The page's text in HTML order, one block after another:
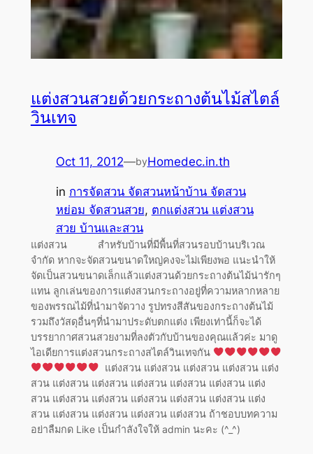
แต่งสวนสวยด้วยกระถางต้นไม้สไตล์
วินเทจ
Oct 11, 2012—byHomedec.in.th
in การจัดสวน จัดสวนหน้าบ้าน จัดสวน
หย่อม จัดสวนสวย, ตกแต่งสวน แต่งสวน
สวย บ้านและสวน
แต่งสวน สำหรับบ้านที่มีพื้นที่สวนรอบบ้านบริเวณ
จำกัด หากจะจัดสวนขนาดใหญ่คงจะไม่เพียงพอ แนะนำให้
จัดเป็นสวนขนาดเล็กแล้วแต่งสวนด้วยกระถางต้นไม้น่ารักๆ
แทน ลูกเล่นของการแต่งสวนกระถางอยู่ที่ความหลากหลาย
ของพรรณไม้ที่นำมาจัดวาง รูปทรงสีสันของกระถางต้นไม้
รวมถึงวัสดุอื่นๆที่นำมาประดับตกแต่ง เพียงเท่านี้ก็จะได้
บรรยากาศสวนสวยงามที่ลงตัวกับบ้านของคุณแล้วค่ะ มาดู
ไอเดียการแต่งสวนกระถางสไตล์วินเทจกัน
แต่งสวน แต่งสวน แต่งสวน แต่งสวน แต่ง
สวน แต่งสวน แต่งสวน แต่งสวน แต่งสวน แต่งสวน แต่ง
สวน แต่งสวน แต่งสวน แต่งสวน แต่งสวน แต่งสวน แต่ง
สวน แต่งสวน แต่งสวน แต่งสวน แต่งสวน ถ้าชอบบทความ
อย่าลืมกด Like เป็นกำลังใจให้ admin นะคะ (^_^)